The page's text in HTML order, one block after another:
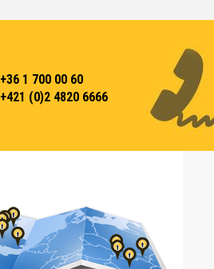
+36 1 700 00 60
+421 (0)2 4820 6666